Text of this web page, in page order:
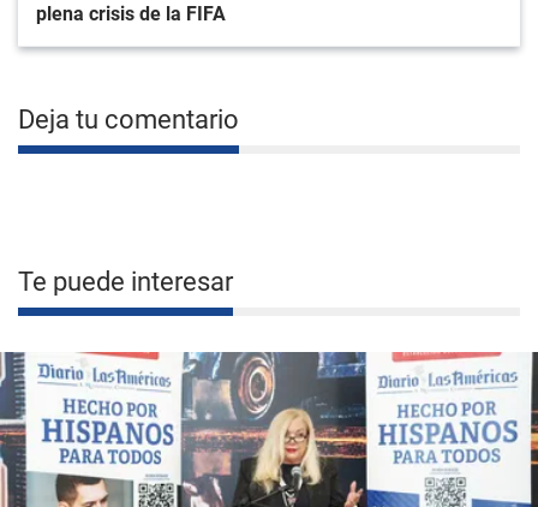
plena crisis de la FIFA
Deja tu comentario
Te puede interesar